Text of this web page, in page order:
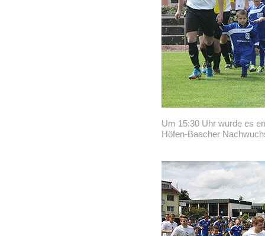
Um 15:30 Uhr wurde es
Höfen-Baacher